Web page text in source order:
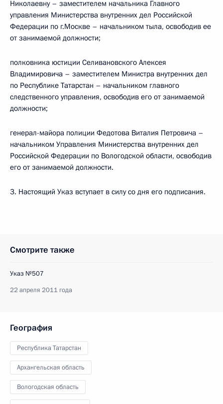
Николаевну – заместителем начальника Главного
управления Министерства внутренних дел Российской
Федерации по г.Москве – начальником тыла, освободив ее
от занимаемой должности;
полковника юстиции Селивановского Алексея
Владимировича – заместителем Министра внутренних дел
по Республике Татарстан – начальником главного
следственного управления, освободив его от занимаемой
должности;
генерал-майора полиции Федотова Виталия Петровича –
начальником Управления Министерства внутренних дел
Российской Федерации по Вологодской области, освободив
его от занимаемой должности.
3. Настоящий Указ вступает в силу со дня его подписания.
Смотрите также
Указ №507
22 апреля 2011 года
География
Республика Татарстан
Архангельская область
Вологодская область